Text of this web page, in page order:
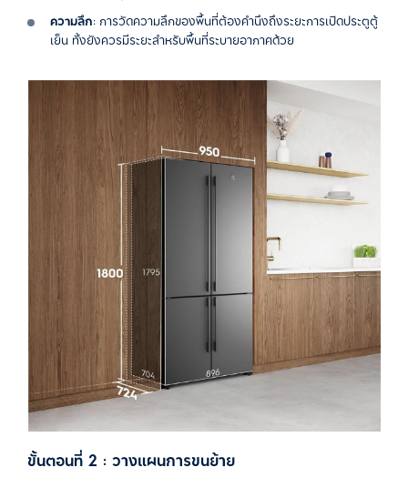
ความลึก: การวัดความลึกของพื้นที่ต้องคำนึงถึงระยะการเปิดประตูตู้
เย็น ทั้งยังควรมีระยะสำหรับพื้นที่ระบายอากาศด้วย
ขั้นตอนที่ 2 : วางแผนการขนย้าย